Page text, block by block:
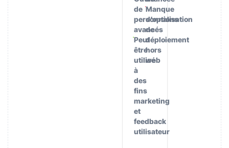
de
personnalisation
avancés
Peut
être
utilisé
à
des
fins
marketing
et
feedback
utilisateur
Manque
d’options
de
déploiement
hors
web